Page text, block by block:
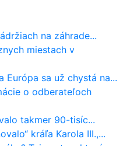
na záhrade...
miestach v
Európa sa už chystá na...
o odberateľoch
takmer 90-tisíc...
kráľa Karola III.,...